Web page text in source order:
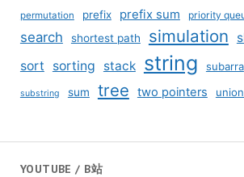
permutation prefix prefix sum priority
search shortest path simulation
sort
sorting stack string
substring sum tree two pointers
YOUTUBE / B站